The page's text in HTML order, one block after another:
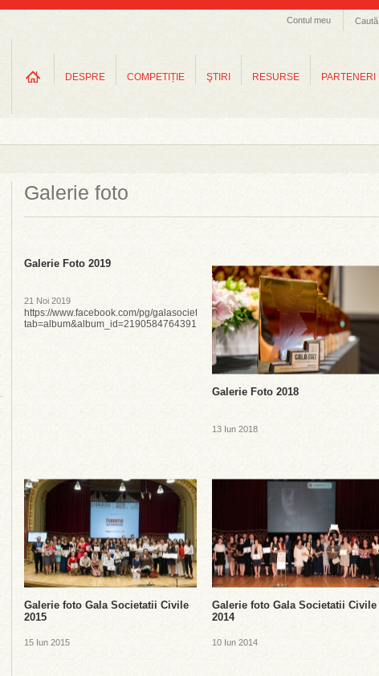
Caută
Contul meu
DESPRE COMPETIȚIE ŞTIRI RESURSE PARTENERI
Galerie foto
Galerie Foto 2019
21 Noi 2019
https://www.facebook.com/pg/galasocietatiicivile/photos/?
tab=album&album_id=2190584764391755
Galerie Foto 2018
13 Iun 2018
Galerie foto Gala Societatii Civile
2015
15 Iun 2015
Galerie foto Gala Societatii Civile
2014
10 Iun 2014